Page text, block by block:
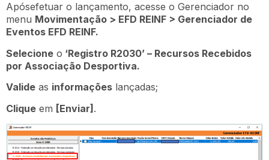
Apósefetuar o lançamento, acesse o Gerenciador no
menu Movimentação > EFD REINF > Gerenciador de
Eventos EFD REINF.
Selecione o ‘Registro R2030’ – Recursos Recebidos
por Associação Desportiva.
Valide as informações lançadas;
Clique em [Enviar] .